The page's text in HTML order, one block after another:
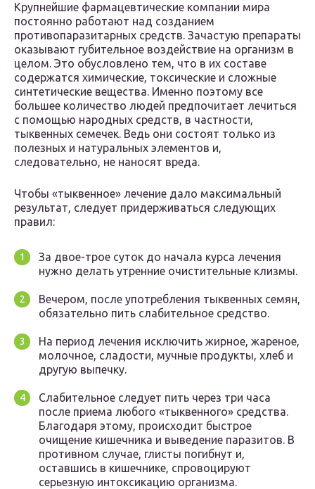
Крупнейшие фармацевтические компании мира
постоянно работают над созданием
противопаразитарных средств. Зачастую препараты
оказывают губительное воздействие на организм в
целом. Это обусловлено тем, что в их составе
содержатся химические, токсические и сложные
синтетические вещества. Именно поэтому все
большее количество людей предпочитает лечиться
с помощью народных средств, в частности,
тыквенных семечек. Ведь они состоят только из
полезных и натуральных элементов и,
следовательно, не наносят вреда.
Чтобы «тыквенное» лечение дало максимальный
результат, следует придерживаться следующих
правил:
За двое-трое суток до начала курса лечения
нужно делать утренние очистительные клизмы.
Вечером, после употребления тыквенных семян,
обязательно пить слабительное средство.
На период лечения исключить жирное, жареное,
молочное, сладости, мучные продукты, хлеб и
другую выпечку.
Слабительное следует пить через три часа
после приема любого «тыквенного» средства.
Благодаря этому, происходит быстрое
очищение кишечника и выведение паразитов. В
противном случае, глисты погибнут и,
оставшись в кишечнике, спровоцируют
серьезную интоксикацию организма.